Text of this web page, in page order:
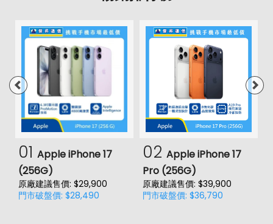
01 Apple iPhone 17
(256G)
原廠建議售價: $29,900
門市破盤價: $28,490
02 Apple iPhone 17
Pro (256G)
原廠建議售價: $39,900
門市破盤價: $36,790